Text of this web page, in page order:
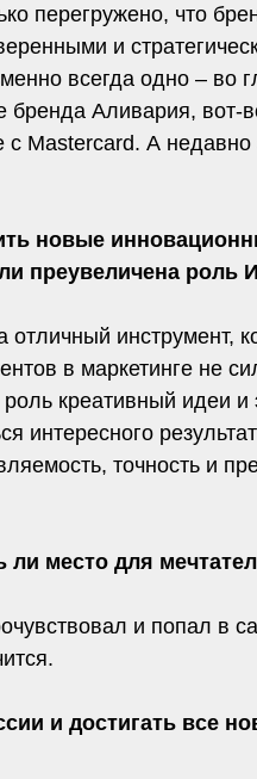
перегружено, что
и
всегда одно – во
Аливария, вот-
Mastercard. А недавно
новые
преувеличена роль
инструмент,
в маркетинге не
креативный идеи и
интересного
точность и
место для
и попал в
и достигать все